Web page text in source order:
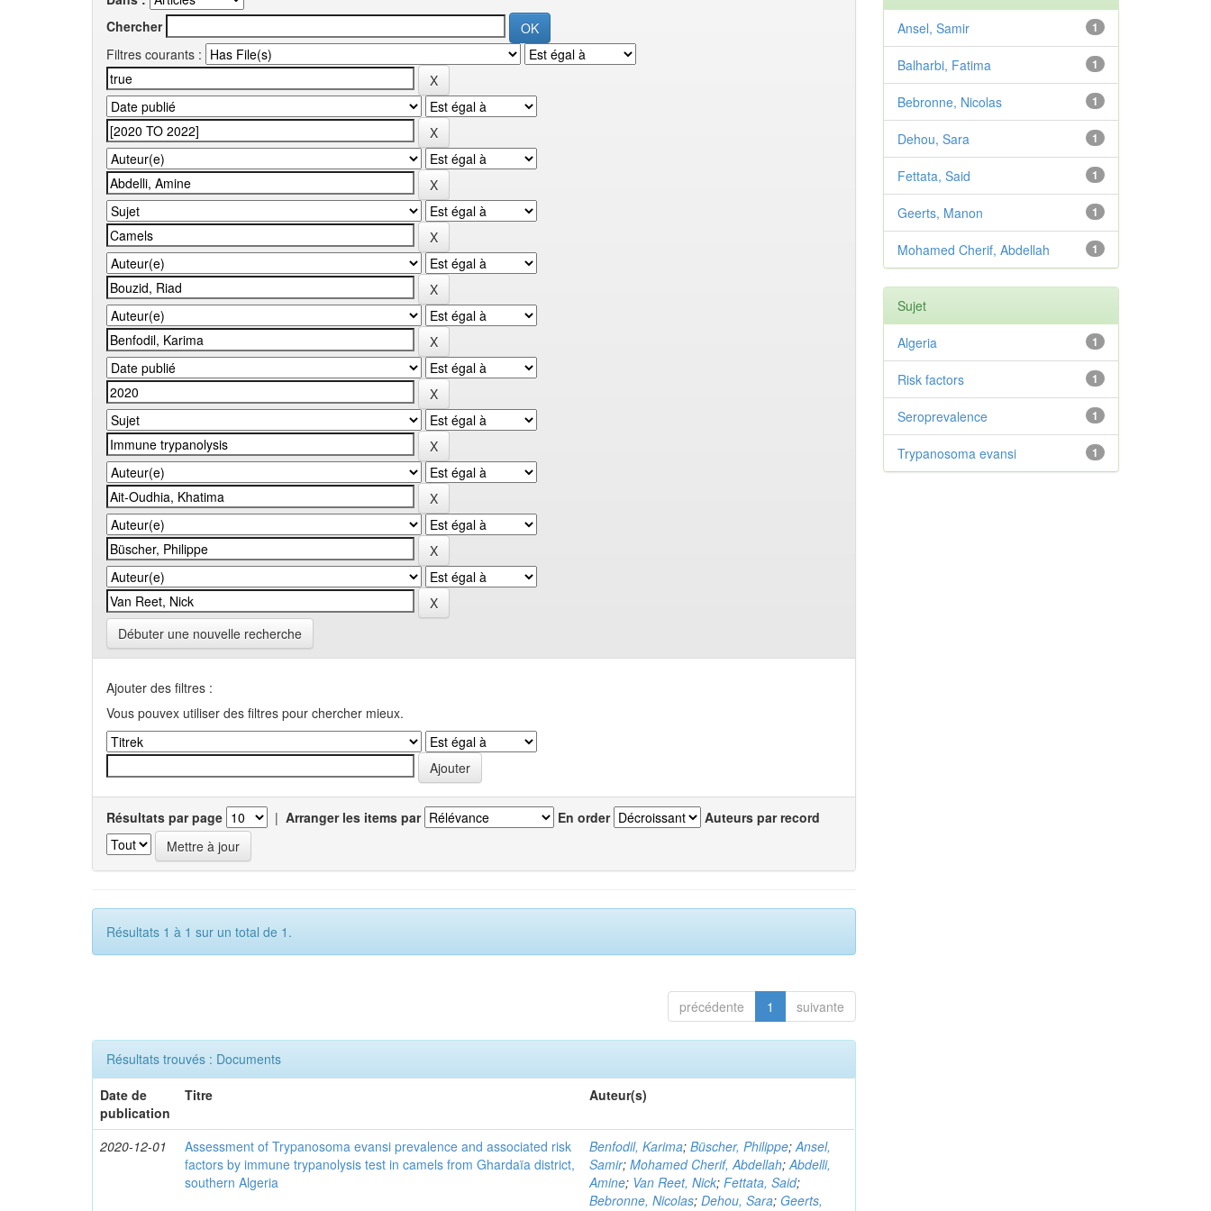
Chercher
Filtres courants :
Débuter une nouvelle recherche
Ajouter des filtres :
Vous pouvex utiliser des filtres pour chercher mieux.
Résultats par page | Arranger les items par En order Auteurs par record
Résultats 1 à 1 sur un total de 1.
précédente 1 suivante
Résultats trouvés : Documents
Date de
publication
Titre Auteur(s)
2020-12-01
Assessment of Trypanosoma evansi prevalence and associated risk
factors by immune trypanolysis test in camels from Ghardaïa district,
southern Algeria
Benfodil, Karima;Büscher, Philippe;Ansel,
Samir;Mohamed Cherif, Abdellah;Abdelli,
Amine; Van Reet, Nick;Fettata, Said;
Bebronne, Nicolas;Dehou, Sara; Geerts,
1
Ansel, Samir
1
Balharbi, Fatima
1
Bebronne, Nicolas
1
Dehou, Sara
1
Fettata, Said
1
Geerts, Manon
1
Mohamed Cherif, Abdellah
Sujet
1
Algeria
1
Risk factors
1
Seroprevalence
1
Trypanosoma evansi